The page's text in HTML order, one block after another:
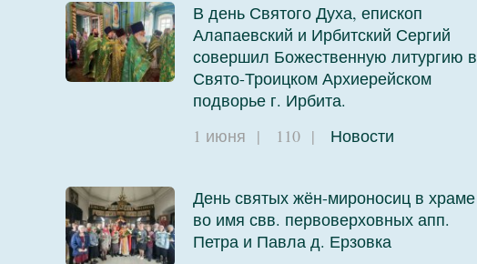
В день Святого Духа, епископ
Алапаевский и Ирбитский Сергий
совершил Божественную литургию в
Свято-Троицком Архиерейском
подворье г. Ирбита.
1 июня | 110 | Новости
День святых жён-мироносиц в храме
во имя свв. первоверховных апп.
Петра и Павла д. Ерзовка